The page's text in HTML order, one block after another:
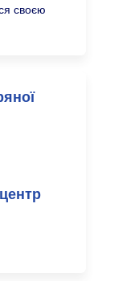
своєю